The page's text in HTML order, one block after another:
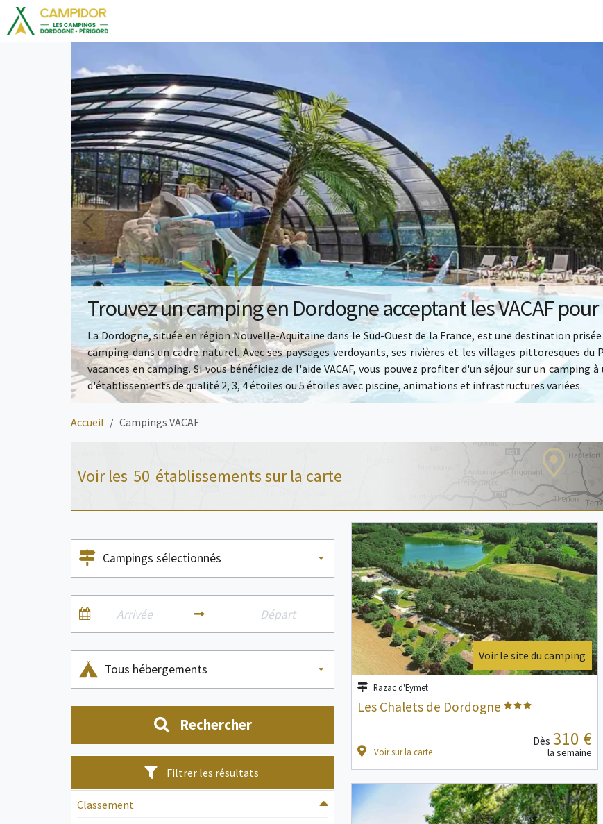
Trouvez un camping en Dordogne acceptant les VACAF
La Dordogne, située en région Nouvelle-Aquitaine dans le Sud-Ouest de la France, est une destination
camping dans un cadre naturel. Avec ses paysages verdoyants, ses rivières et les villages pittoresques
vacances en camping. Si vous bénéficiez de l'aide VACAF, vous pouvez profiter d'un séjour sur un
d'établissements de qualité 2, 3,4 étoiles ou5 étoiles avec piscine, animations et infrastructures variées.
Accueil Campings VACAF
Voir les 50 établissements sur la carte
Campings sélectionnés
Tous hébergements
Rechercher
Filtrer les résultats
Classement
Voir le site du camping
Razac d'Eymet
Les Chalets de Dordogne
Voir sur la carte
Dès 310 €
la semaine